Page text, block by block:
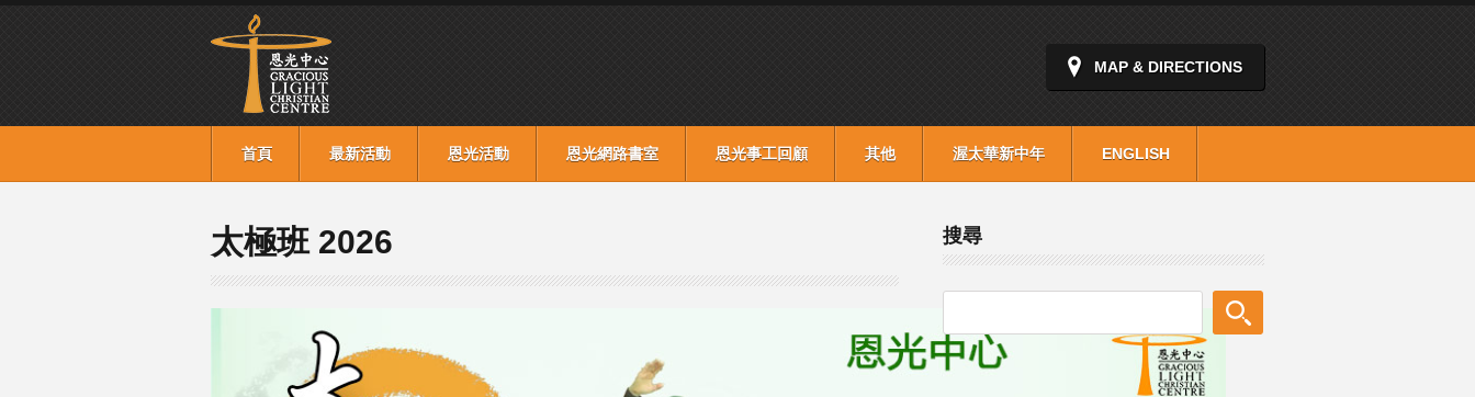
MAP & DIRECTIONS
首頁 最新活動 恩光活動 恩光網路書室 恩光事工回顧 其他 渥太華新中年 ENGLISH
太極班 2026 搜尋